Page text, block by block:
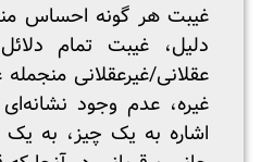
غیبت هر گونه احساس
دلیل، غیبت تمام
عقلانی/غیرعقلانی
غیره، عدم وجود
اشاره به یک چیز، به یک